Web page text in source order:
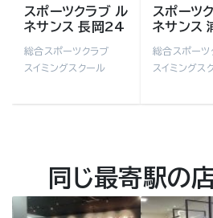
スポーツクラブ ル
ネサンス 長岡24
総合スポーツクラブ
スイミングスクール
スポーツ
ネサンス
総合スポーツ
スイミングス
同じ最寄駅の